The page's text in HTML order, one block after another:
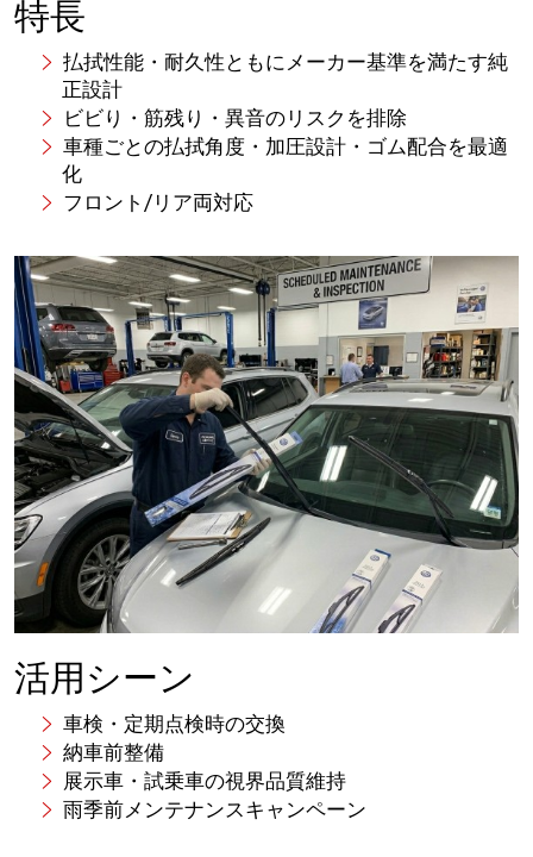
特長
払拭性能・耐久性ともにメーカー基準を満たす純
正設計
ビビり・筋残り・異音のリスクを排除
車種ごとの払拭角度・加圧設計・ゴム配合を最適
化
フロント/リア両対応
活用シーン
車検・定期点検時の交換
納車前整備
展示車・試乗車の視界品質維持
雨季前メンテナンスキャンペーン